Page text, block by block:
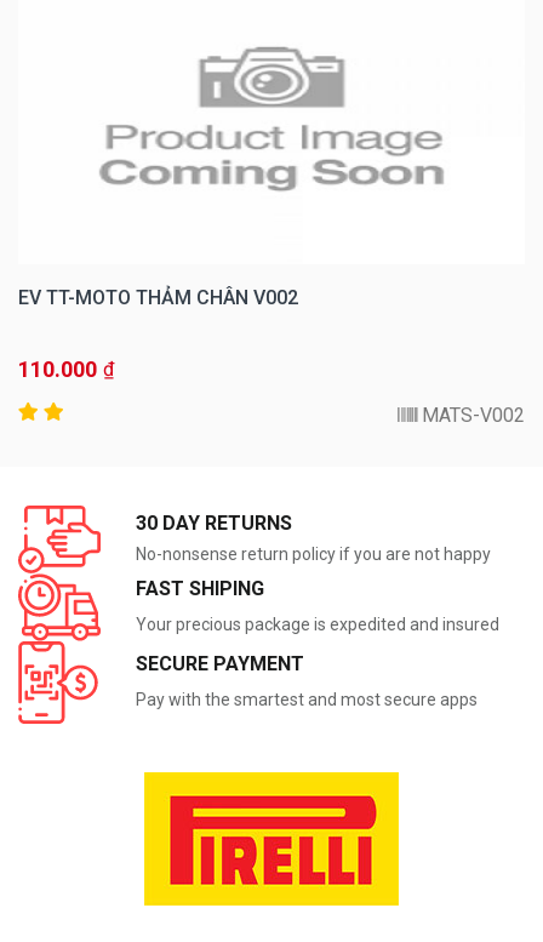
EV TT-MOTO THẢM CHÂN V002
110.000 ₫
MATS-V002
30 DAY RETURNS
No-nonsense return policy if you are not happy
FAST SHIPING
Your precious package is expedited and insured
SECURE PAYMENT
Pay with the smartest and most secure apps